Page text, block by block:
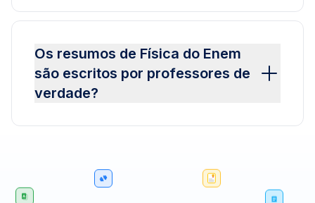
Os resumos de Física do Enem
são escritos por professores de
verdade?